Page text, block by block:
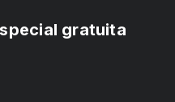
gratuita